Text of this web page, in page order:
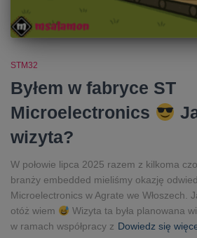
STM32
Byłem w fabryce ST
Microelectronics
wizyta?
W połowie lipca 2025 razem z kilkoma
branży embedded mieliśmy okazję
Microelectronics w Agrate we Włoszech.
otóż wiem
Wizyta ta była planowana
w ramach współpracy z Dowiedz się